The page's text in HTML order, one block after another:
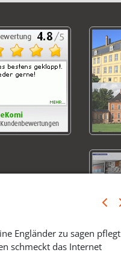
Engländer zu sagen pflegt
schmeckt das Internet